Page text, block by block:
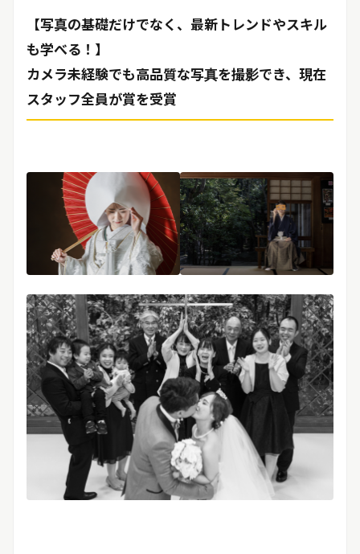
【写真の基礎だけでなく、最新トレンドやスキル
も学べる！】
カメラ未経験でも高品質な写真を撮影でき、現在
スタッフ全員が賞を受賞